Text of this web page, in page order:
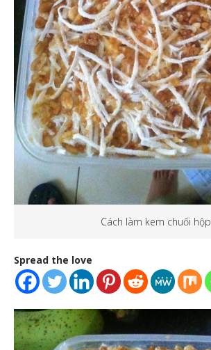
Cách làm kem chuối hộp
Spread the love